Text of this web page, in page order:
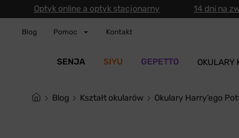
Optyk online a optyk stacjonarny 14 dni na
Blog Pomoc Kontakt
SENJA SIYU GEPETTO OKULARY
blog Kształt okularów ​​Okulary Harry’ego